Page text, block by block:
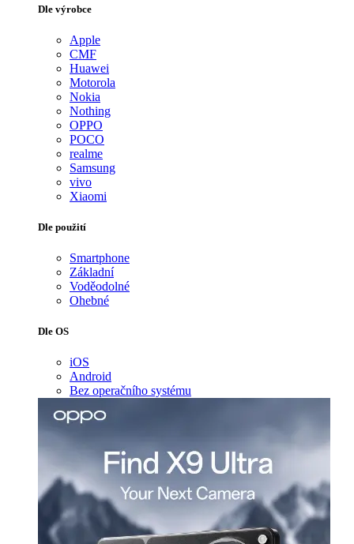
Dle výrobce
Apple
CMF
Huawei
Motorola
Nokia
Nothing
OPPO
POCO
realme
Samsung
vivo
Xiaomi
Dle použití
Smartphone
Základní
Voděodolné
Ohebné
Dle OS
iOS
Android
Bez operačního systému